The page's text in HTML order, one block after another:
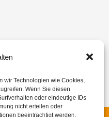
wir Technologien wie Cookies,
Wenn Sie diesen
oder eindeutige IDs
nicht erteilen oder
beeinträchtigt werden.